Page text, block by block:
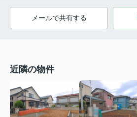
メールで共有する
近隣の物件